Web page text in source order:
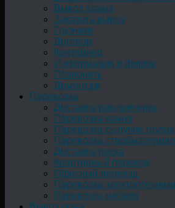
Вывоз хлама
Заказать вывоз
Грузчики
Договор
Контейнер
Информация о фирме
Позвонить
Демонтаж
Перевозка
Доставка ракушечника
Перевозка камня
Перевозка сыпучих грузов
Перевозка
Доставка песка
Квартирный переезд
Офисный переезд
Перевозка электротехники
Перевозка мебели